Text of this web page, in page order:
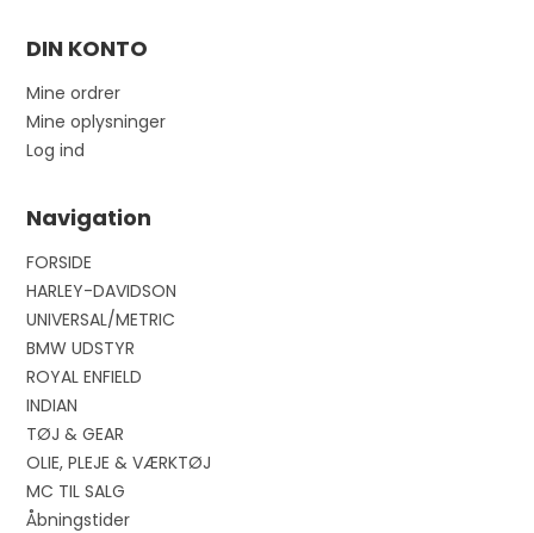
DIN KONTO
Mine ordrer
Mine oplysninger
Log ind
Navigation
FORSIDE
HARLEY-DAVIDSON
UNIVERSAL/METRIC
BMW UDSTYR
ROYAL ENFIELD
INDIAN
TØJ & GEAR
OLIE, PLEJE & VÆRKTØJ
MC TIL SALG
Åbningstider